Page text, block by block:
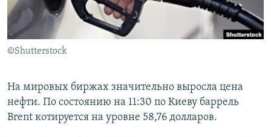
ПОБЕДИТЕЛЕЙ НЕ СУДЯТ?
КРЫМ.НЕПОКОРЕННЫЙ
ELIFBE
ПРИСОЕДИНЯЙТЕСЬ!
Все сайты RFE/RL
©Shutterstock
На мировых биржах значительно выросла цена
нефти. По состоянию на 11:30 по Киеву баррель
Brent котируется на уровне 58,76 долларов.